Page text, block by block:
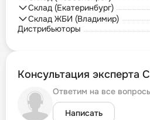
Склад (Екатеринбург)
Склад ЖБИ (Владимир)
Дистрибьюторы
Консультация эксперта
Ответим на все
Написать